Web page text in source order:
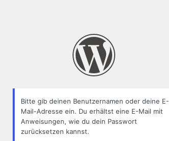
Bitte gib deinen Benutzernamen oder deine E-
Mail-Adresse ein. Du erhältst eine E-Mail mit
Anweisungen, wie du dein Passwort
zurücksetzen kannst.